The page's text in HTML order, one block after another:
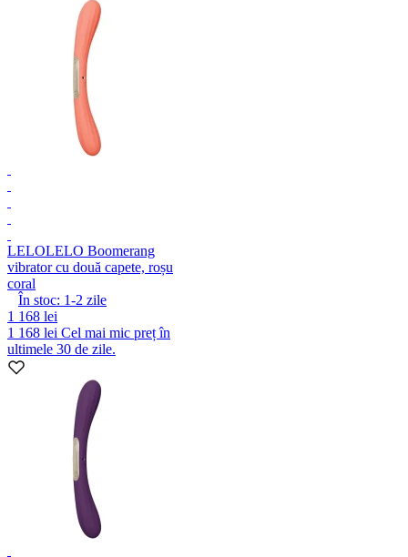
LELOLELO Boomerang
vibrator cu două capete, roșu
coral
În stoc: 1-2 zile
1 168 lei
1 168 lei Cel mai mic preț în
ultimele 30 de zile.